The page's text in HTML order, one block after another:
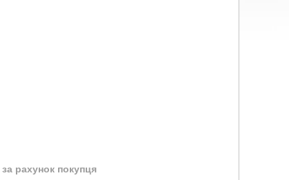
за рахунок покупця